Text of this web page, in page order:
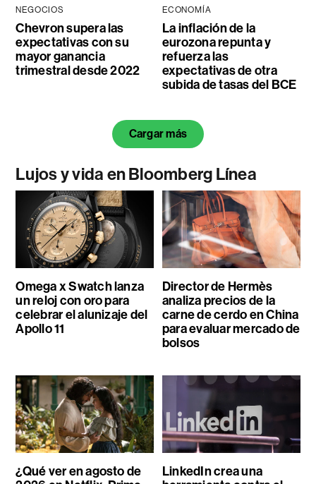
NEGOCIOS
Chevron supera las
expectativas con su
mayor ganancia
trimestral desde 2022
ECONOMÍA
La inflación de la
eurozona repunta y
refuerza las
expectativas de otra
subida de tasas del BCE
Cargar más
Lujos y vida en Bloomberg Línea
Omega x Swatch lanza
un reloj con oro para
celebrar el alunizaje del
Apollo 11
Director de Hermès
analiza precios de la
carne de cerdo en China
para evaluar mercado de
bolsos
¿Qué ver en agosto de
LinkedIn crea una